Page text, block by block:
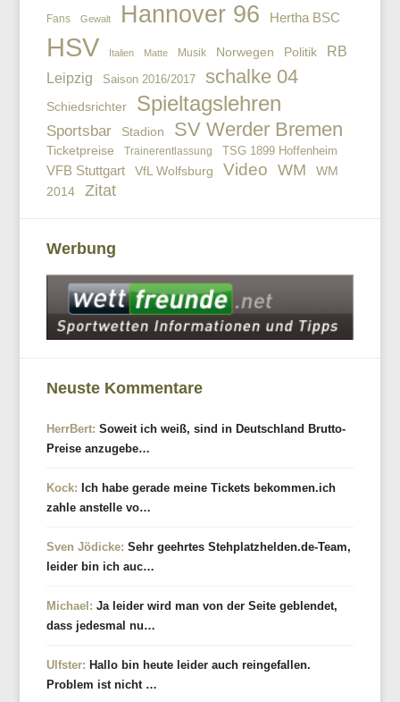
Fans Gewalt Hannover 96 Hertha BSC
HSV Italien Matte Musik Norwegen Politik
RB
Leipzig
Saison 2016/2017 schalke 04
Schiedsrichter Spieltagslehren
Sportsbar Stadion SV Werder Bremen
Ticketpreise Trainerentlassung TSG 1899 Hoffenheim
VFB Stuttgart VfL Wolfsburg Video WM
WM
2014
Zitat
Werbung
Neuste Kommentare
HerrBert: Soweit ich weiß, sind in Deutschland Brutto-
Preise anzugebe…
Kock: Ich habe gerade meine Tickets bekommen.ich
zahle anstelle vo…
Sven Jödicke: Sehr geehrtes Stehplatzhelden.de-Team,
leider bin ich auc…
Michael: Ja leider wird man von der Seite geblendet,
dass jedesmal nu…
Ulfster: Hallo bin heute leider auch reingefallen.
Problem ist nicht …